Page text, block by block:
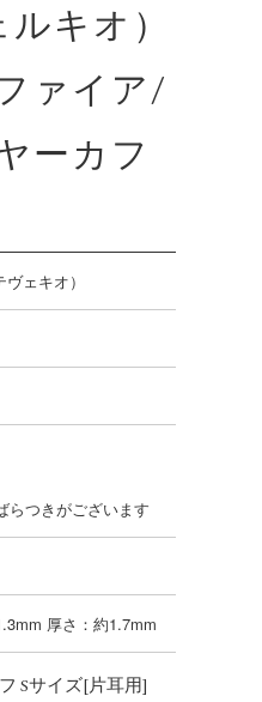
キオ）
ァイア/
ーカフ
ェキオ）
らつきがございます
厚さ：約1.7mm
Sサイズ[片耳用]